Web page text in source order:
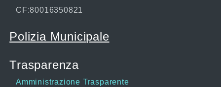
CF:80016350821
Polizia Municipale
Trasparenza
Amministrazione Trasparente